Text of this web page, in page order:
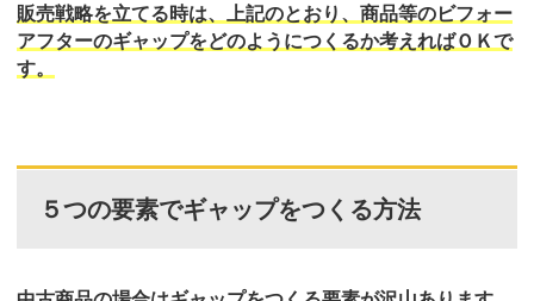
販売戦略を立てる時は、上記のとおり、商品等のビフォー
アフターのギャップをどのようにつくるか考えればＯＫで
す。
５つの要素でギャップをつくる方法